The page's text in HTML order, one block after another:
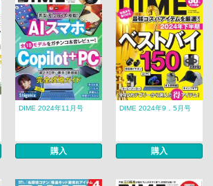
DIME 2024年11月号
購入
DIME 2024年9．5月号
購入